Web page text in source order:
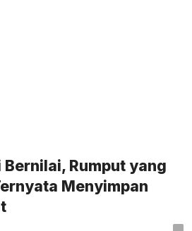
Bernilai, Rumput yang
Menyimpan